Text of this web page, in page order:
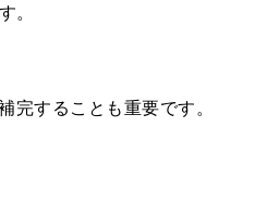
。
完することも重要です。